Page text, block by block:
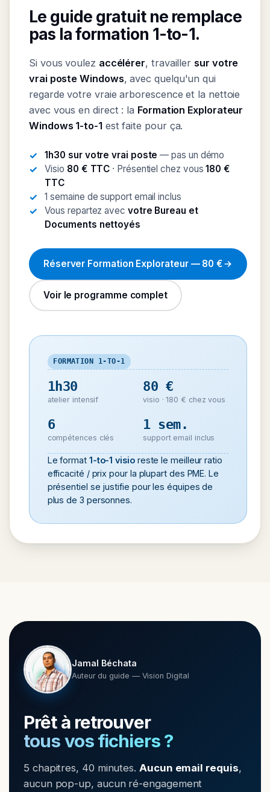
Le guide gratuit ne remplace
pas la formation 1-to-1.
Si vous voulez accélérer, travaillersur votre
vrai poste Windows, avec quelqu'un qui
regarde votre vraie arborescence et la nettoie
avec vous en direct : la Formation Explorateur
Windows 1-to-1est faite pour ça.
1h30 sur votre vrai poste — pas un démo
Visio 80 € TTC · Présentiel chez vous180 €
TTC
1 semaine de support email inclus
Vous repartez avec votre Bureau et
Documents nettoyés
Réserver Formation Explorateur — 80 €
Voir le programme complet
FORMATION 1-TO-1
1h30
atelier intensif
80 €
visio · 180 € chez vous
6
compétences clés
1 sem.
support email inclus
Le format 1-to-1 visioreste le meilleur ratio
efficacité / prix pour la plupart des PME. Le
présentiel se justifie pour les équipes de
plus de 3 personnes.
Jamal Béchata
Auteur du guide — Vision Digital
Prêt à retrouver
tous vos fichiers ?
5 chapitres, 40 minutes. Aucun email requis,
aucun pop-up, aucun ré-engagement